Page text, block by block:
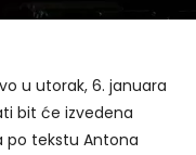
u utorak, 6. januara
bit će izvedena
po tekstu Antona